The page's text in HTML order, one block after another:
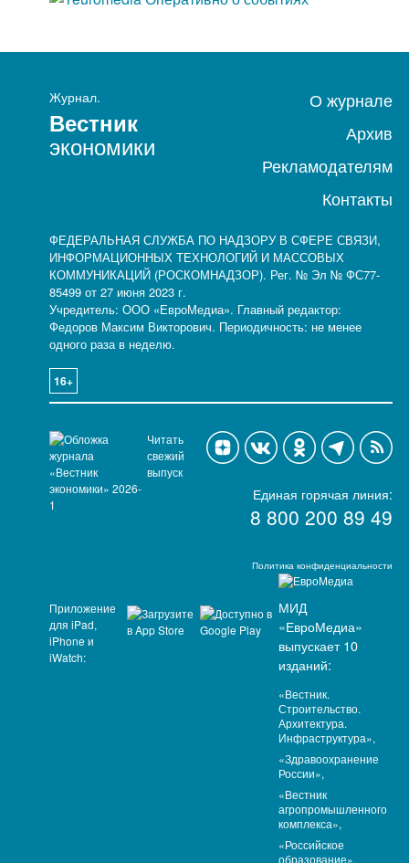
Журнал.
Вестник
экономики
16+
ФЕДЕРАЛЬНАЯ СЛУЖБА ПО НАДЗОРУ В СФЕРЕ СВЯЗИ,
ИНФОРМАЦИОННЫХ ТЕХНОЛОГИЙ И МАССОВЫХ
КОММУНИКАЦИЙ (РОСКОМНАДЗОР). Рег. № Эл № ФС77-
85499 от 27 июня 2023 г.
Учредитель: ООО «ЕвроМедиа». Главный редактор:
Федоров Максим Викторович. Периодичность: не менее
одного раза в неделю.
О журнале
Архив
Рекламодателям
Контакты
МИД
«ЕвроМедиа»
выпускает 10
изданий:
«Вестник.
Строительство.
Архитектура.
Инфраструктура»,
«Здравоохранение
России»,
«Вестник
агропромышленного
комплекса»,
«Российское
образование»,
Читать
свежий
выпуск
Приложение
для iPad,
iPhone и
iWatch:
Единая горячая линия:
8 800 200 89 49
Политика конфиденциальности